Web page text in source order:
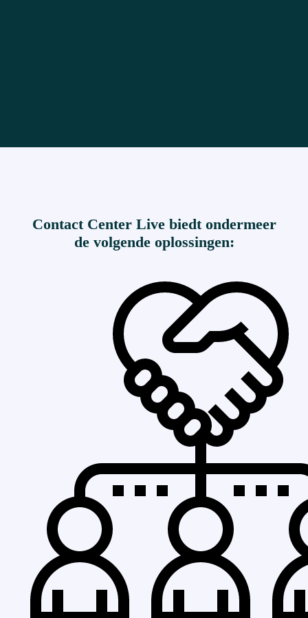
Contact Center Live biedt ondermeer
de volgende oplossingen: